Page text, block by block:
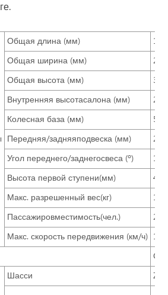
Общая длина (мм)
Общая ширина (мм)
Общая высота (мм)
Внутренняя высотасалона (мм)
Колесная база (мм)
Передняя/задняяподвеска (мм)
Угол переднего/заднегосвеса (º)
11/
Высота первой ступени(мм)
430
Макс. разрешенный вес(кг)
Пассажировместимость(чел.)
24-
Макс. скорость передвижения (км/ч) 120
Шасси